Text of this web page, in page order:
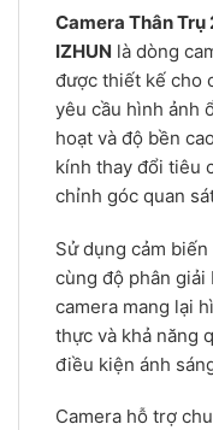
Camera Thân
IZHUN là dòng
được thiết kế cho
yêu cầu hình ảnh
hoạt và độ bền
kính thay đổi tiêu
chỉnh góc quan
Sử dụng cảm
cùng độ phân giải
camera mang lại
thực và khả năng
điều kiện ánh
Camera hỗ trợ